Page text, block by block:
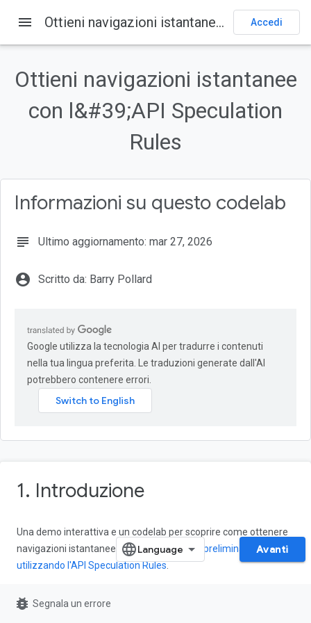
Codelabs
1. Introduzione
Prerequisiti
Cosa imparerai
Cosa serve
menu Ottieni navigazioni istantanee con l&#39;API Speculation Rules Accedi
Ottieni navigazioni istantanee
con l&#39;API Speculation
Rules
Informazioni su questo codelab
subject Ultimo aggiornamento: mar 27, 2026
account_circle Scritto da: Barry Pollard
Google utilizza la tecnologia AI per tradurre i contenuti
nella tua lingua preferita. Le traduzioni generate dall'AI
potrebbero contenere errori.
1. Introduzione
Una demo interattiva e un codelab per scoprire come ottenere
navigazioni istantanee tramite ilrendering preliminare
utilizzando l'API Speculation Rules.
monitorare il tempo rimanente nella parte superiore dello
Avanti
bug_report Segnala un errore